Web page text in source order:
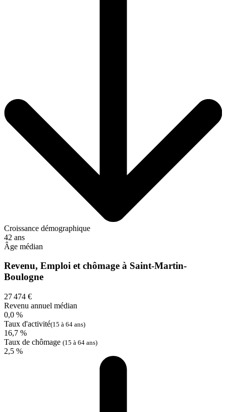
Croissance démographique
42 ans
Âge médian
Revenu, Emploi et chômage à Saint-Martin-
Boulogne
27 474 €
Revenu annuel médian
0,0 %
Taux d'activité(15 à 64 ans)
16,7 %
Taux de chômage (15 à 64 ans)
2,5 %